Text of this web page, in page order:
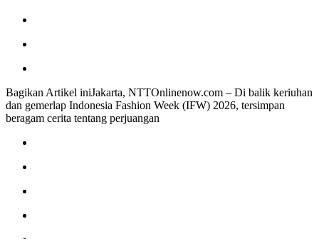
Bagikan Artikel iniJakarta, NTTOnlinenow.com – Di balik keriuhan
dan gemerlap Indonesia Fashion Week (IFW) 2026, tersimpan
beragam cerita tentang perjuangan